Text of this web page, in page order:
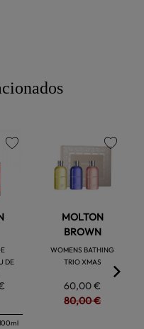
DE
MOLTON
BROWN
WOMENS BATHING
TRIO XMAS
60,00 €
80,00 €
favorite